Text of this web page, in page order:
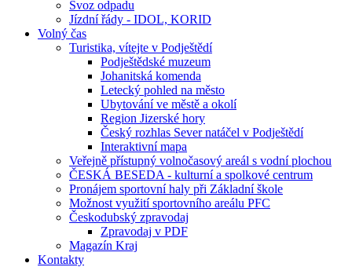
Svoz odpadu
Jízdní řády - IDOL, KORID
Volný čas
Turistika, vítejte v Podještědí
Podještědské muzeum
Johanitská komenda
Letecký pohled na město
Ubytování ve městě a okolí
Region Jizerské hory
Český rozhlas Sever natáčel v Podještědí
Interaktivní mapa
Veřejně přístupný volnočasový areál s vodní plochou
ČESKÁ BESEDA - kulturní a spolkové centrum
Pronájem sportovní haly při Základní škole
Možnost využití sportovního areálu PFC
Českodubský zpravodaj
Zpravodaj v PDF
Magazín Kraj
Kontakty